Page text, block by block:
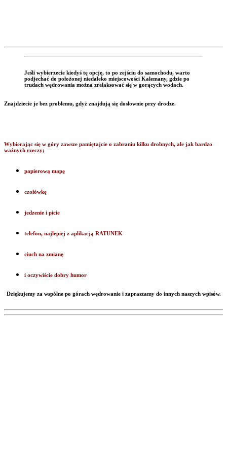
Jeśli wybierzecie kiedyś tę opcję, to po zejściu do samochodu, warto
podjechać do położonej niedaleko miejscowości Kalemany, gdzie po
trudach wędrowania można zrelaksować się w gorących wodach.
Znajdziecie je bez problemu, gdyż znajdują się dosłownie przy drodze.
Wybierając się w góry zawsze pamiętajcie o zabraniu kilku drobnych, ale jak bardzo
ważnych rzeczy;
papierową mapę
czołówkę
jedzenie i picie
telefon, najlepiej z aplikacją RATUNEK
ciuch na zmianę
i oczywiście dobry humor
Dziękujemy za wspólne po górach wędrowanie i zapraszamy do innych naszych wpisów.